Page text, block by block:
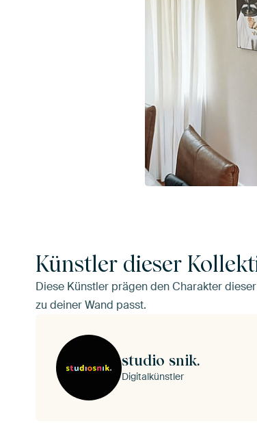
Künstler dieser
Diese Künstler prägen den Charakter
zu deiner Wand passt.
studio snik.
Digitalkünstler